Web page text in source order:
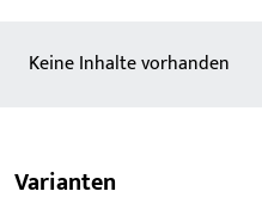
Keine Inhalte vorhanden
Varianten